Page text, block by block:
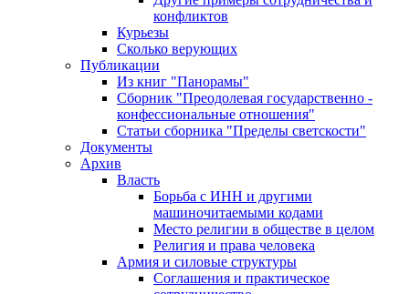
конфликтов
Курьезы
Сколько верующих
Публикации
Из книг "Панорамы"
Сборник "Преодолевая государственно -
конфессиональные отношения"
Статьи сборника "Пределы светскости"
Документы
Архив
Власть
Борьба с ИНН и другими
машиночитаемыми кодами
Место религии в обществе в целом
Религия и права человека
Армия и силовые структуры
Соглашения и практическое